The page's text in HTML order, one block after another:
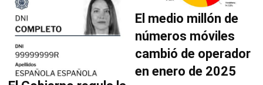
El medio millón de
números móviles
cambió de operador
en enero de 2025